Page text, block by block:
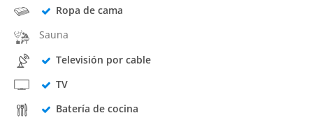
Ropa de cama
Sauna
Televisión por cable
TV
Batería de cocina